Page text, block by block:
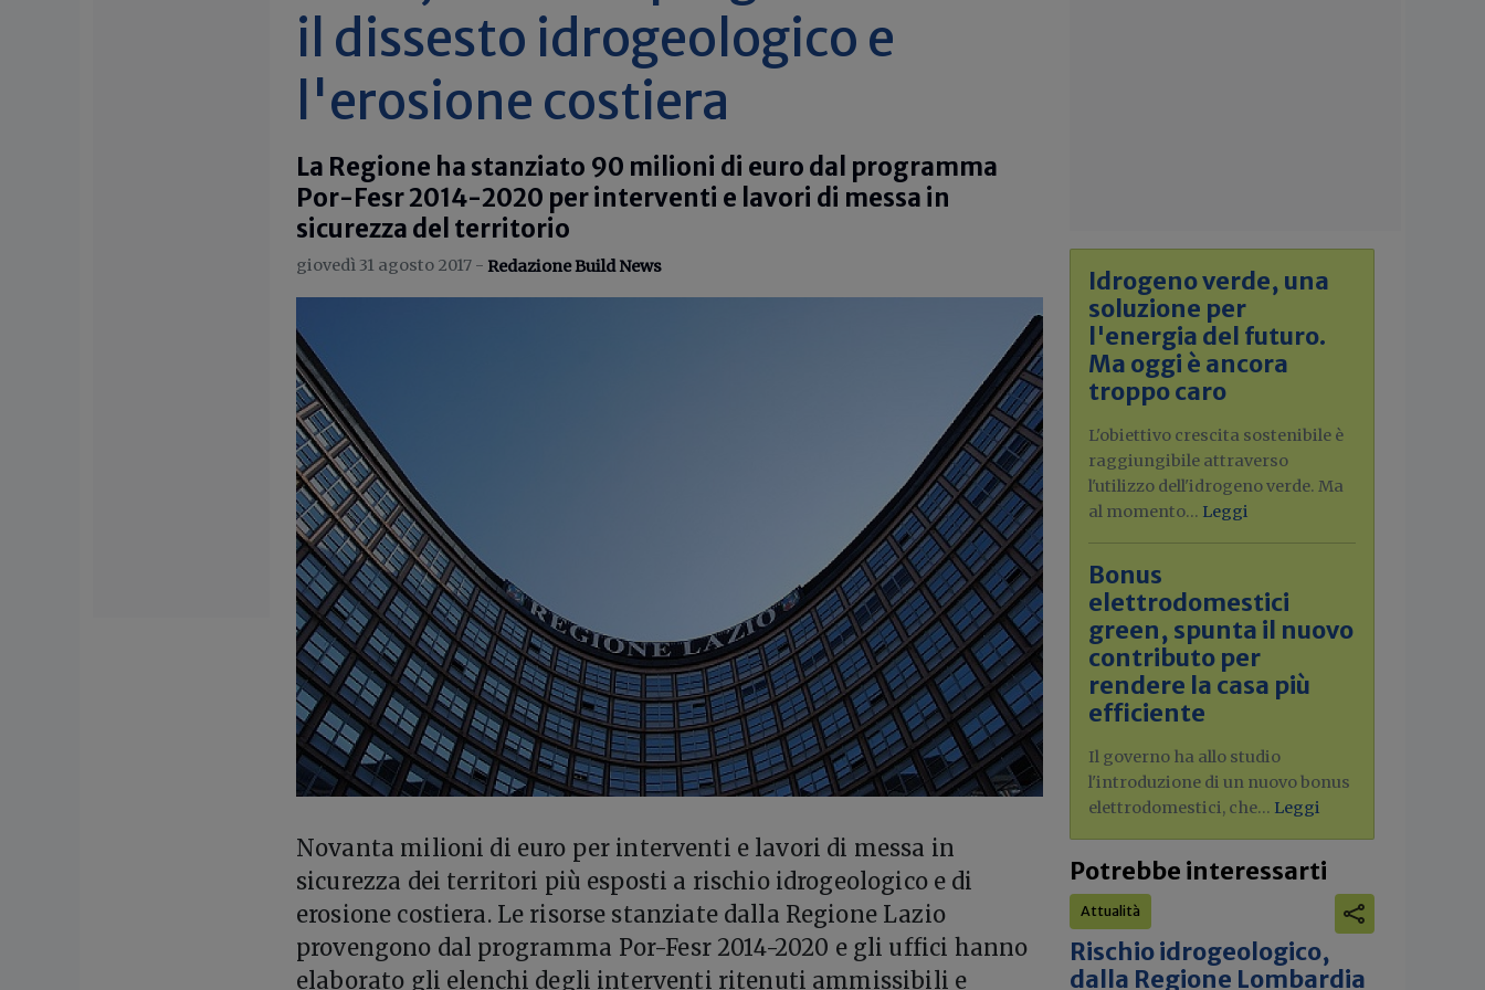
il dissesto idrogeologico e
l'erosione costiera
La Regione ha stanziato 90 milioni di euro dal programma
Por-Fesr 2014-2020 per interventi e lavori di messa in
sicurezza del territorio
giovedì 31 agosto 2017 - Redazione Build News
Novanta milioni di euro per interventi e lavori di messa in
sicurezza dei territori più esposti a rischio idrogeologico e di
erosione costiera. Le risorse stanziate dalla Regione Lazio
provengono dal programma Por-Fesr 2014-2020 e gli uffici hanno
elaborato gli elenchi degli interventi ritenuti ammissibili e
Idrogeno verde, una
soluzione per
l'energia del futuro.
Ma oggi è ancora
troppo caro
L'obiettivo crescita sostenibile è
raggiungibile attraverso
l'utilizzo dell'idrogeno verde. Ma
al momento... Leggi
Bonus
elettrodomestici
green, spunta il nuovo
contributo per
rendere la casa più
efficiente
Il governo ha allo studio
l'introduzione di un nuovo bonus
elettrodomestici, che... Leggi
Potrebbe interessarti
Attualità
Rischio idrogeologico,
dalla Regione Lombardia